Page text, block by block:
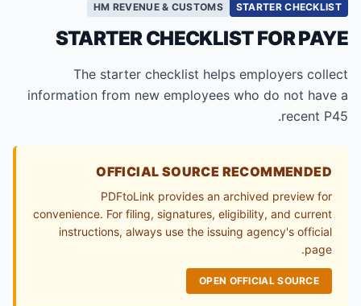
STARTER CHECKLIST
HM REVENUE & CUSTOMS
STARTER CHECKLIST FOR PAYE
The starter checklist helps employers collect
information from new employees who do not have a
recent P45.
OFFICIAL SOURCE RECOMMENDED
PDFtoLink provides an archived preview for
convenience. For filing, signatures, eligibility, and current
instructions, always use the issuing agency's official
page.
OPEN OFFICIAL SOURCE